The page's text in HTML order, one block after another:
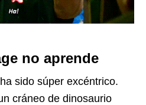
no aprende
sido súper excéntrico.
cráneo de dinosaurio